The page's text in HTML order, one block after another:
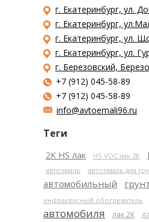
г. Екатеринбург, ул.
г. Екатеринбург,
г. Екатеринбург, ул.
г. Екатеринбург, ул.
г. Березовский,
+7 (912) 045-58-89
+7 (912) 045-58-89
info@avtoemali96.ru
Теги
2К HS лак HS VOC лак 2К
автоэмаль
автоэмаль для
автомобильный
инфракрасный обогреватель
автомобиля
лак 2К